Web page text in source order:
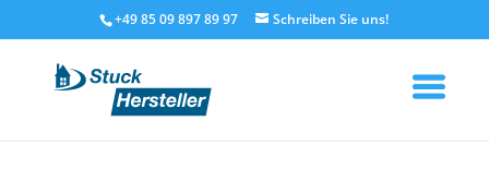
+49 85 09 897 89 97